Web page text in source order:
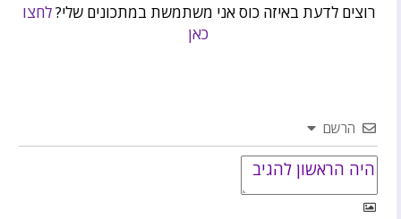
רוצים לדעת באיזה כוס אני משתמשת במתכונים שלי?לחצו
כאן
הרשם